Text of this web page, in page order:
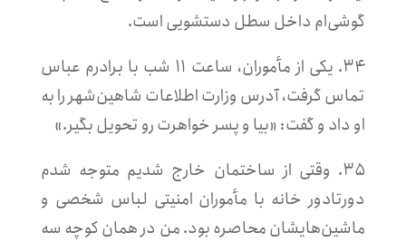
گوشی‌ام داخل سطل دستشویی است.
۳۴. یکی از مأموران، ساعت ۱۱ شب با برادرم عباس
تماس گرفت، آدرس وزارت اطلاعات شاهین‌شهر را به
او داد و گفت: «بیا و پسر خواهرت رو تحویل بگیر.»
۳۵. وقتی از ساختمان خارج شدیم متوجه شدم
دورتادور خانه با مأموران امنیتی لباس شخصی و
ماشین‌هایشان محاصره بود. من در همان کوچه سه